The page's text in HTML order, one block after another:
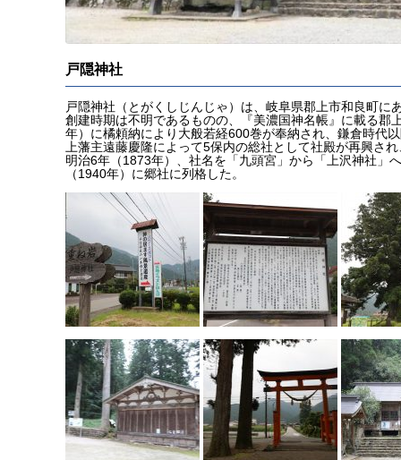
戸隠神社
戸隠神社（とがくしじんじゃ）は、岐阜県郡上市和良町
創建時期は不明であるものの、『美濃国神名帳』に載る
年）に橘頼納により大般若経600巻が奉納され、鎌倉時代
上藩主遠藤慶隆によって5保内の総社として社殿が再興さ
明治6年（1873年）、社名を「九頭宮」から「上沢神社」
（1940年）に郷社に列格した。